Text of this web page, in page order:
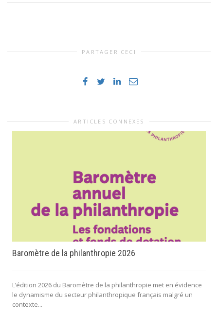
PARTAGER CECI
ARTICLES CONNEXES
Baromètre de la philanthropie 2026
L’édition 2026 du Baromètre de la philanthropie met en évidence
le dynamisme du secteur philanthropique français malgré un
contexte...